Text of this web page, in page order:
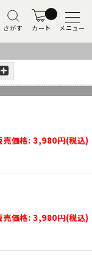
さがす カート メニュー
売価格: 3,980円(税込)
売価格: 3,980円(税込)